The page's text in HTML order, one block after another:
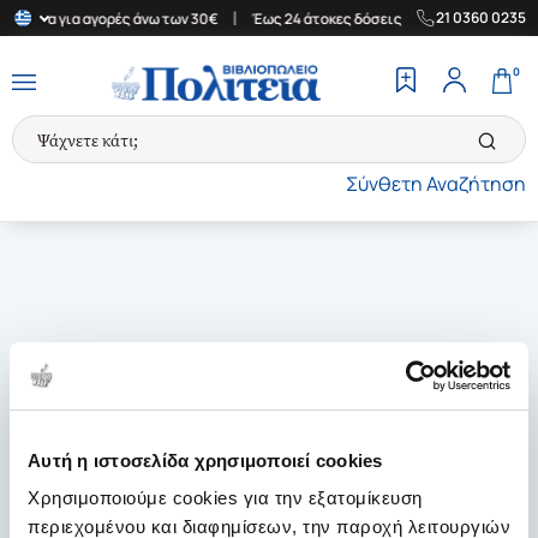
Αυτή η ιστοσελίδα χρησιμοποιεί cookies
Χρησιμοποιούμε cookies για την εξατομίκευση
περιεχομένου και διαφημίσεων, την παροχή λειτουργιών
για αγορές άνω των 30€ | Έως 24 άτοκες δόσεις | Δωρεάν
21 0360 0235
Σύνθετη Αναζήτηση
0